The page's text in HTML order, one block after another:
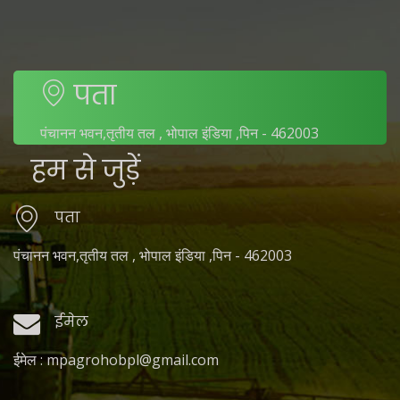
पता
पंचानन भवन,तृतीय तल , भोपाल इंडिया ,पिन - 462003
हम से जुड़ें
पता
पंचानन भवन,तृतीय तल , भोपाल इंडिया ,पिन - 462003
ईमेल
ईमेल : mpagrohobpl@gmail.com